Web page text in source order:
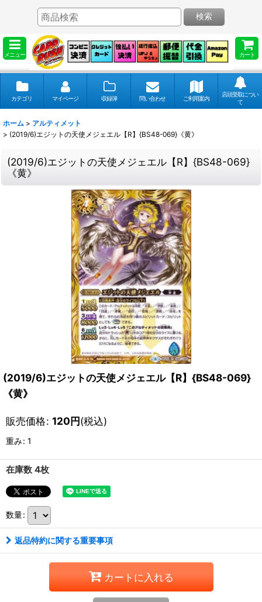
メニュー カート
検索
カテゴリ マイページ 収録弾 問い合わせ ご利用案内
店頭受取につい
て
ホーム > アルティメット
> (2019/6)エジットの天使メジェエル【R】{BS48-069}《黄》
(2019/6)エジットの天使メジェエル【R】{BS48-069}
《黄》
(2019/6)エジットの天使メジェエル【R】{BS48-069}
《黄》
販売価格: 120円(税込)
重み: 1
在庫数 4枚
数量:
返品特約に関する重要事項
カートに入れる